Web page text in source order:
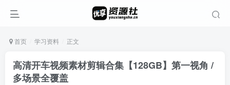
首页 学习资料 正文
高清开车视频素材剪辑合集【128GB】第一视角 /
多场景全覆盖